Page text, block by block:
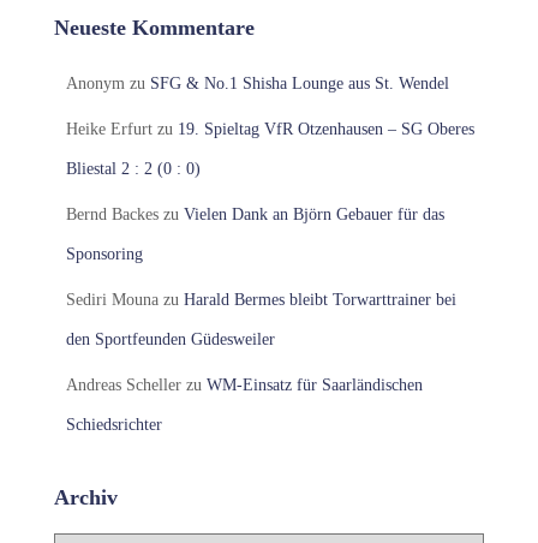
Neueste Kommentare
Anonym zu SFG & No.1 Shisha Lounge aus St. Wendel
Heike Erfurt zu 19. Spieltag VfR Otzenhausen – SG Oberes
Bliestal 2 : 2 (0 : 0)
Bernd Backes zu Vielen Dank an Björn Gebauer für das
Sponsoring
Sediri Mouna zu Harald Bermes bleibt Torwarttrainer bei
den Sportfeunden Güdesweiler
Andreas Scheller zu WM-Einsatz für Saarländischen
Schiedsrichter
Archiv